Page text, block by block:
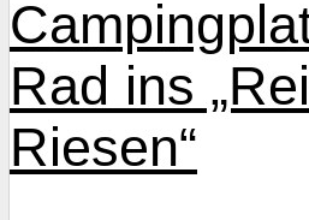
Rad ins
Riesen“